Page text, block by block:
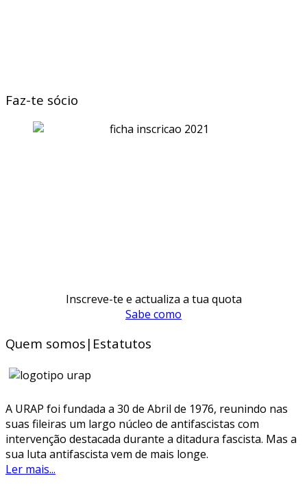
Faz-te sócio
Inscreve-te e actualiza a tua quota
Sabe como
Quem somos|Estatutos
A URAP foi fundada a 30 de Abril de 1976, reunindo nas
suas fileiras um largo núcleo de antifascistas com
intervenção destacada durante a ditadura fascista. Mas a
sua luta antifascista vem de mais longe.
Ler mais...